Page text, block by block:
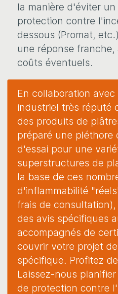
la manière d'éviter
protection contre
dessous (Promat,
une réponse
coûts éventuels.
En collaboration
industriel très réputé
des produits de
préparé une pléthore
d'essai pour une
superstructures de
la base de ces
d'inflammabilité
frais de
des avis spécifiques
accompagnés de
couvrir votre projet
spécifique. Profitez
Laissez-nous
de protection contre